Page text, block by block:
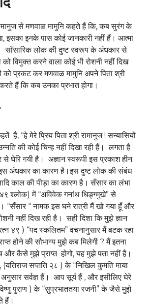
से मणवाळ मामुनि कहते हैं कि, कब सुरंग के
इसका इनके पास कोई जानकारी नहीं हैं। आत्मा
साँसारिक लोक की दुष्ट स्वरूप के अंधकार से
को विमुक्त करने वाला कोई भी रोशनी नहीं दिख
को प्रकट कर मणवाळ मामुनि अपने पिता श्री
करते हैं कि कब उनका प्रभात होगा।
हैं, “हे मेरे प्रिय पिता श्री रामानुज ! सन्यासियों
की कोई चिन्ह नहीं दिखा रही हैं। लगता है
से घेरि गयी है। अज्ञान स्वरूपी इस प्रकाश हीन
अंधकार का कारण है।इस दुष्ट लोक की संबंध
काल की पीड़ा का कारण है। सँसार का लंभा
४९ श्लोक) में “अविवेक गनांथ धिङ्ग्मुखे” से
“सँसार “ नामक इस घने रात्री मैं खो गया हूँ और
नहीं दिख रही है। सही दिशा कि मुझे ज्ञान
४९ ) “पद स्कलितम” वचनानुसार मैं बटक रहा
होने की सौभाग्य मुझे कब मिलेगी ? मैं इतना
और कैसे मुझे प्राप्त होगो, यह मुझे पता नहीं है।
सप्तति २८ ) के “निखिल कुमति माया
अनुसार सर्वज्ञ हैं। आप सूर्य हैं , और इसीलिए घेरे
पुराण ) के “सुप्रभाततया रजनी” के जैसे मुझे
हैं।